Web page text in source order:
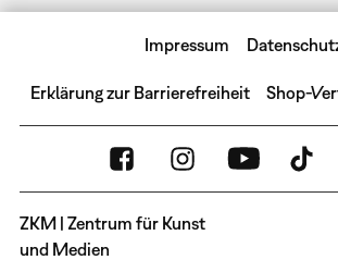
Impressum
Erklärung zur Barrierefreiheit Shop-
ZKM | Zentrum für Kunst
und Medien